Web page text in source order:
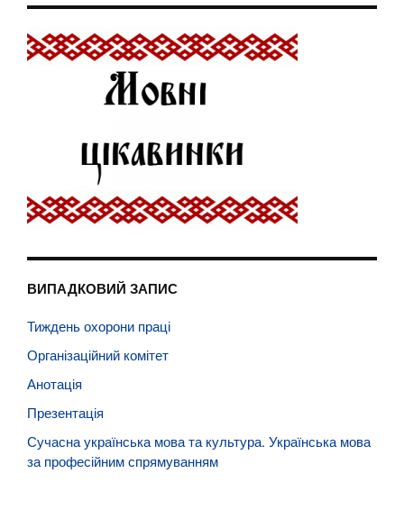
ВИПАДКОВИЙ ЗАПИС
Тиждень охорони праці
Організаційний комітет
Анотація
Презентація
Сучасна українська мова та культура. Українська мова
за професійним спрямуванням